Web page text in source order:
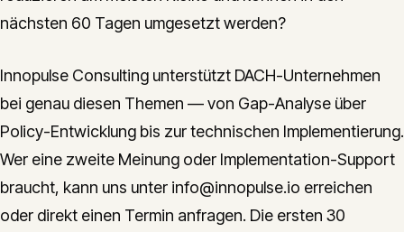
nächsten 60 Tagen umgesetzt werden?
Innopulse Consulting unterstützt DACH-Unternehmen
bei genau diesen Themen — von Gap-Analyse über
Policy-Entwicklung bis zur technischen Implementierung.
Wer eine zweite Meinung oder Implementation-Support
braucht, kann uns unter info@innopulse.io erreichen
oder direkt einen Termin anfragen. Die ersten 30